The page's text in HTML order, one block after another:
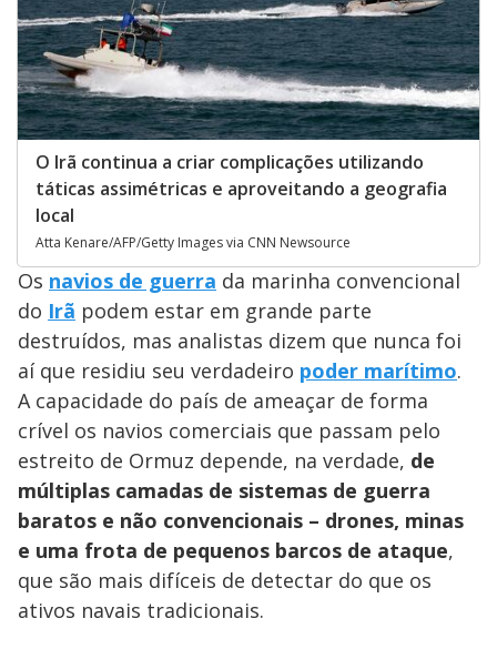
O Irã continua a criar complicações utilizando
táticas assimétricas e aproveitando a geografia
local
Atta Kenare/AFP/Getty Images via CNN Newsource
Os navios de guerra da marinha convencional
do Irã podem estar em grande parte
destruídos, mas analistas dizem que nunca foi
aí que residiu seu verdadeiro poder marítimo.
A capacidade do país de ameaçar de forma
crível os navios comerciais que passam pelo
estreito de Ormuz depende, na verdade, de
múltiplas camadas de sistemas de guerra
baratos e não convencionais – drones, minas
e uma frota de pequenos barcos de ataque,
que são mais difíceis de detectar do que os
ativos navais tradicionais.